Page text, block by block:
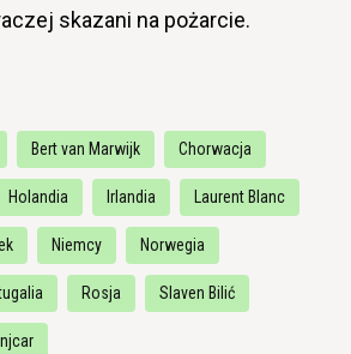
skazani na pożarcie.
Bert van Marwijk Chorwacja
Holandia Irlandia Laurent Blanc
Niemcy Norwegia
Rosja Slaven Bilić